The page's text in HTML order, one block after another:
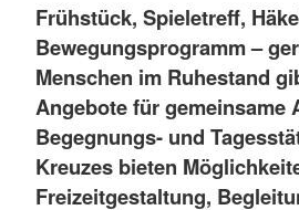
Frühstück, Spieletreff,
Bewegungsprogramm –
Menschen im Ruhestand
Angebote für gemeinsame
Begegnungs- und
Kreuzes bieten
Freizeitgestaltung,